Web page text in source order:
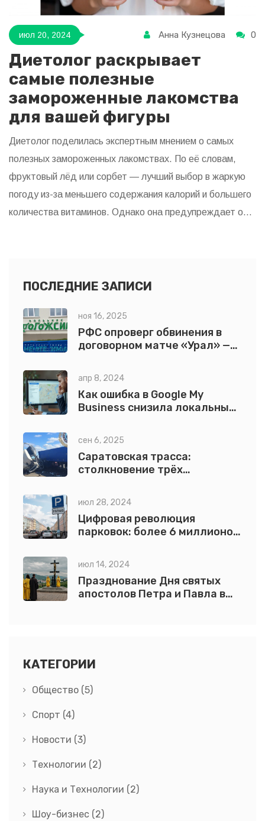
июл 20, 2024 Анна Кузнецова 0
Диетолог раскрывает
самые полезные
замороженные лакомства
для вашей фигуры
Диетолог поделилась экспертным мнением о самых
полезных замороженных лакомствах. По её словам,
фруктовый лёд или сорбет — лучший выбор в жаркую
погоду из-за меньшего содержания калорий и большего
количества витаминов. Однако она предупреждает об
ПОСЛЕДНИЕ ЗАПИСИ
ноя 16, 2025
РФС опроверг обвинения в
договорном матче «Урал» —
расследования
апр 8, 2024
Как ошибка в Google My
Business снизила локальные
сен 6, 2025
Саратовская трасса:
столкновение трёх
пострадавшие. Что известно
июл 28, 2024
Цифровая революция
парковок: более 6 миллионов
мобильное приложение в
Санкт-Петербурге
июл 14, 2024
Празднование Дня святых
апостолов Петра и Павла в
КАТЕГОРИИ
Общество (5)
Спорт (4)
Новости (3)
Технологии (2)
Наука и Технологии (2)
Шоу-бизнес (2)